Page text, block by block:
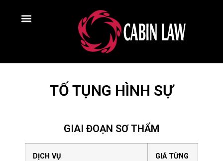
TỐ TỤNG HÌNH SỰ
GIAI ĐOẠN SƠ THẨM
DỊCH VỤ
GIÁ TỪNG